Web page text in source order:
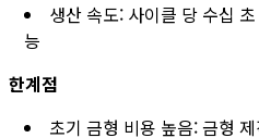
생산 속도: 사이클 당 수십
능
한계점
초기 금형 비용 높음: 금형